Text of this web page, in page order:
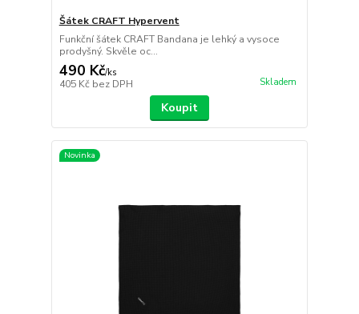
Šátek CRAFT Hypervent
Funkční šátek CRAFT Bandana je lehký a vysoce
prodyšný. Skvěle oc...
490 Kč/ks
405 Kč bez DPH Skladem
Koupit
Novinka